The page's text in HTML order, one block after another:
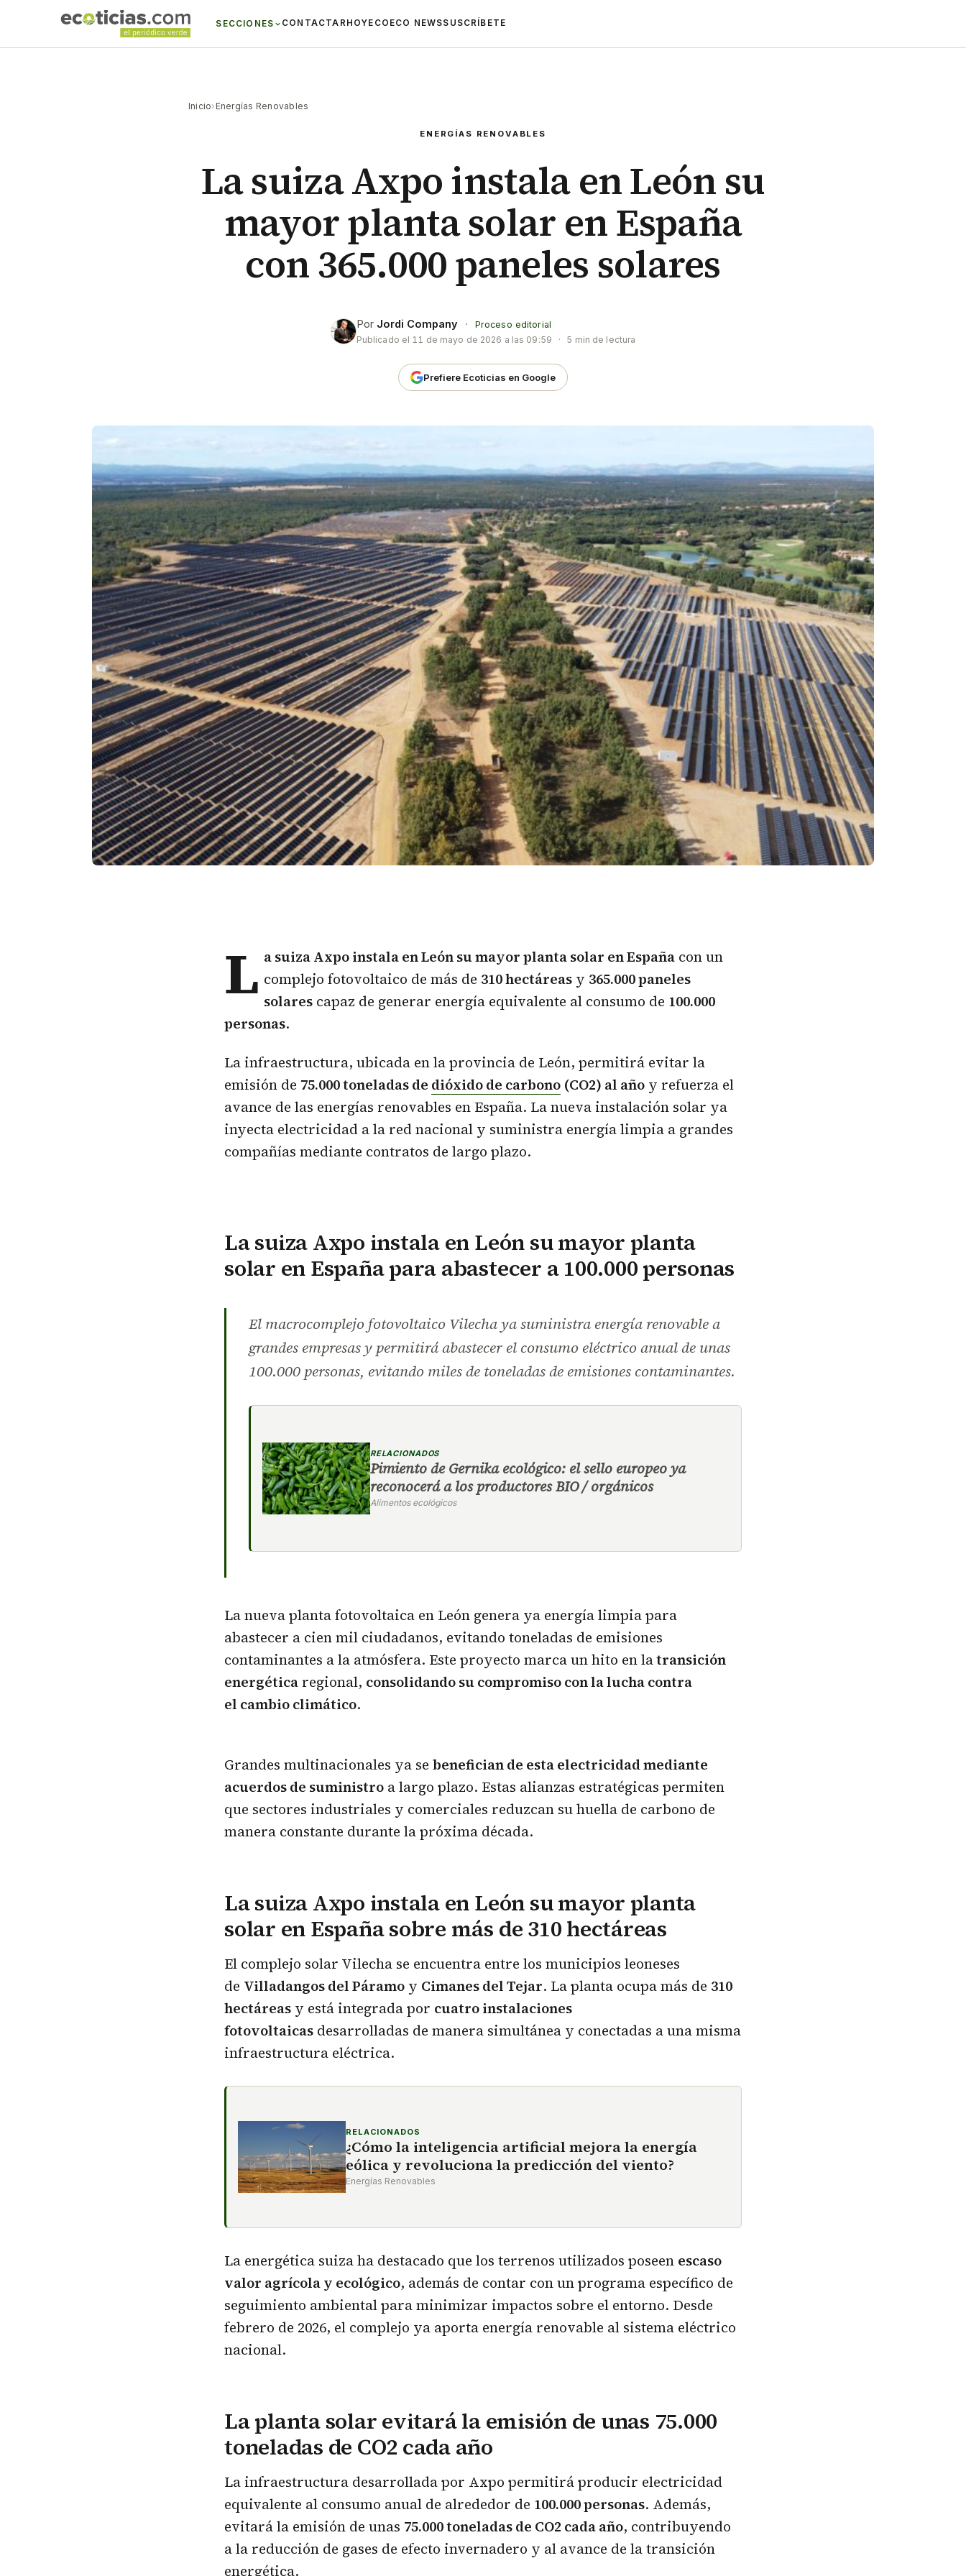
SECCIONES CONTACTAR HOYECO ECO NEWSSUSCRÍBETE
Inicio› Energías Renovables
ENERGÍAS RENOVABLES
La suiza Axpo instala en León su
mayor planta solar en España
con 365.000 paneles solares
Por Jordi Company ·
Proceso editorial
Publicado el 11 de mayo de 2026 a las 09:59 · 5 min de lectura
Prefiere Ecoticias en Google
L a suiza Axpo instala en León su mayor planta solar en España con un
complejo fotovoltaico de más de 310 hectáreas y 365.000 paneles
solares capaz de generar energía equivalente al consumo de 100.000
personas.
La infraestructura, ubicada en la provincia de León, permitirá evitar la
emisión de 75.000 toneladas de dióxido de carbono (CO2) al año y refuerza el
avance de las energías renovables en España. La nueva instalación solar ya
inyecta electricidad a la red nacional y suministra energía limpia a grandes
compañías mediante contratos de largo plazo.
La suiza Axpo instala en León su mayor planta
solar en España para abastecer a 100.000 personas
El macrocomplejo fotovoltaico Vilecha ya suministra energía renovable a
grandes empresas y permitirá abastecer el consumo eléctrico anual de unas
100.000 personas, evitando miles de toneladas de emisiones contaminantes.
RELACIONADOS
Pimiento de Gernika ecológico: el sello europeo ya
reconocerá a los productores BIO / orgánicos
Alimentos ecológicos
La nueva planta fotovoltaica en León genera ya energía limpia para
abastecer a cien mil ciudadanos, evitando toneladas de emisiones
contaminantes a la atmósfera. Este proyecto marca un hito en latransición
energética regional, consolidando su compromiso con la lucha contra
el cambio climático.
Grandes multinacionales ya se benefician de esta electricidad mediante
acuerdos de suministro a largo plazo. Estas alianzas estratégicas permiten
que sectores industriales y comerciales reduzcan su huella de carbono de
manera constante durante la próxima década.
La suiza Axpo instala en León su mayor planta
solar en España sobre más de 310 hectáreas
El complejo solar Vilecha se encuentra entre los municipios leoneses
de Villadangos del Páramo y Cimanes del Tejar. La planta ocupa más de 310
hectáreas y está integrada por cuatro instalaciones
fotovoltaicas desarrolladas de manera simultánea y conectadas a una misma
infraestructura eléctrica.
RELACIONADOS
¿Cómo la inteligencia artificial mejora la energía
eólica y revoluciona la predicción del viento?
Energías Renovables
La energética suiza ha destacado que los terrenos utilizados poseen escaso
valor agrícola y ecológico, además de contar con un programa específico de
seguimiento ambiental para minimizar impactos sobre el entorno. Desde
febrero de 2026, el complejo ya aporta energía renovable al sistema eléctrico
nacional.
La planta solar evitará la emisión de unas 75.000
toneladas de CO2 cada año
La infraestructura desarrollada por Axpo permitirá producir electricidad
equivalente al consumo anual de alrededor de 100.000 personas. Además,
evitará la emisión de unas 75.000 toneladas de CO2 cada año, contribuyendo
a la reducción de gases de efecto invernadero y al avance de la transición
energética.